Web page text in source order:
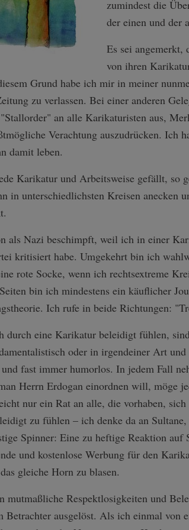
zumindest die
der einen und der
Es sei angemerkt,
von ihren
Grund habe ich mir in meiner
zu verlassen. Bei einer anderen
an alle Karikaturisten aus,
Verachtung auszudrücken. Ich
damit leben.
Karikatur und Arbeitsweise gefällt, so
in unterschiedlichsten Kreisen anecken
als Nazi beschimpft, weil ich in einer
kritisiert habe. Umgekehrt bin ich
rote Socke, wenn ich rechtsextreme
bin ich mindestens ein käuflicher
Ich rufe in beide Richtungen:
durch eine Karikatur beleidigt fühlen,
oder in irgendeiner Art und
fast immer humorlos. In jedem Fall
Herrn Erdogan einordnen will, möge
nur ein Rat an alle, die vorhaben,
zu fühlen – ich denke da an
Spinner: Eine zu heftige Reaktion auf
und kostenlose Werbung für den
gleiche Horn zu blasen.
mutmaßliche Respektlosigkeiten und
Betrachter ausgelöst. Als ich einmal